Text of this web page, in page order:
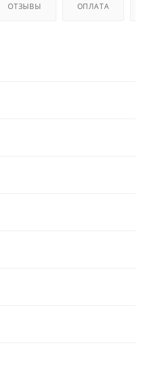
ОТЗЫВЫ ОПЛАТА